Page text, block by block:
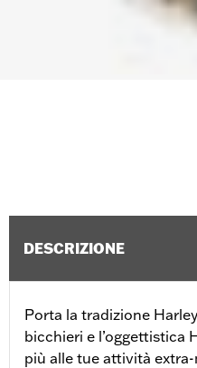
DESCRIZIONE
Porta la tradizione
bicchieri e l’oggettistica
più alle tue attività